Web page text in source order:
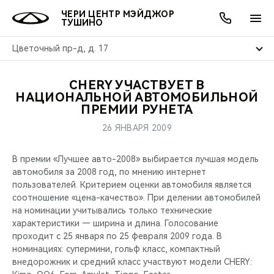
ЧЕРИ ЦЕНТР МЭЙДЖОР
ТУШИНО
Цветочный пр-д, д. 17
МОДЕЛИ
КРОССОВЕРЫ
СЕДАНЫ
НОВИНКИ
ПОКУПАТЕЛЯМ
ВЛАДЕЛЬЦАМ
ПОДДЕРЖКА
CHERY CONNECT
МИР CHERY
CHERY В СОЦСЕТЯХ
ЛЮДИ CHERY
АКЦИИ
ОНЛАЙН СЕРВИСЫ
О КОМПАНИИ
CHERY УЧАСТВУЕТ В
НАЦИОНАЛЬНОЙ АВТОМОБИЛЬНОЙ
ПРЕМИИ РУНЕТА
26 ЯНВАРЯ 2009
В премии «Лучшее авто-2008» выбирается лучшая модель
автомобиля за 2008 год, по мнению интернет
пользователей. Критерием оценки автомобиля является
соотношение «цена-качество». При делении автомобилей
на номинации учитывались только технические
характеристики — ширина и длина. Голосование
проходит с 25 января по 25 февраля 2009 года. В
номинациях: супермини, гольф класс, компактный
внедорожник и средний класс участвуют модели CHERY: